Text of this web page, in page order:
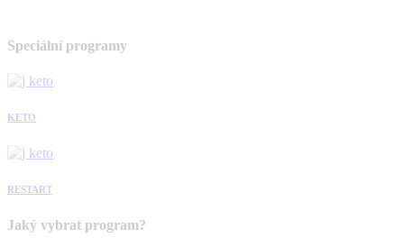
Speciální programy
KETO
RESTART
Jaký vybrat program?